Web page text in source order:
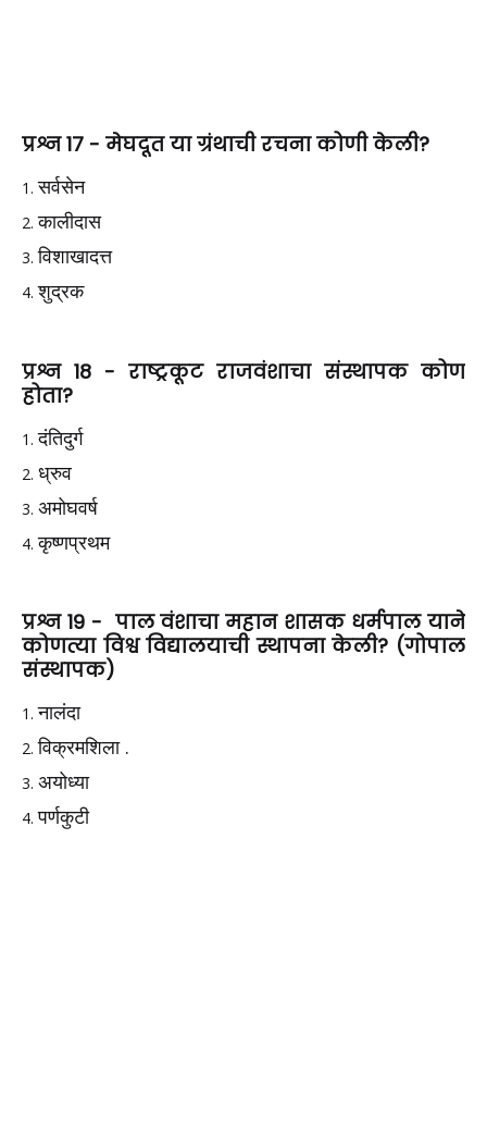
प्रश्न 17 - मेघदूत या ग्रंथाची रचना कोणी केली?
सर्वसेन
कालीदास
विशाखादत्त
शुद्रक
प्रश्न 18 - राष्ट्रकूट राजवंशाचा संस्थापक कोण
होता?
दंतिदुर्ग
ध्रुव
अमोघवर्ष
कृष्णप्रथम
प्रश्न 19 - पाल वंशाचा महान शासक धर्मपाल याने
कोणत्या विश्व विद्यालयाची स्थापना केली? (गोपाल
संस्थापक)
नालंदा
विक्रमशिला .
अयोध्या
पर्णकुटी